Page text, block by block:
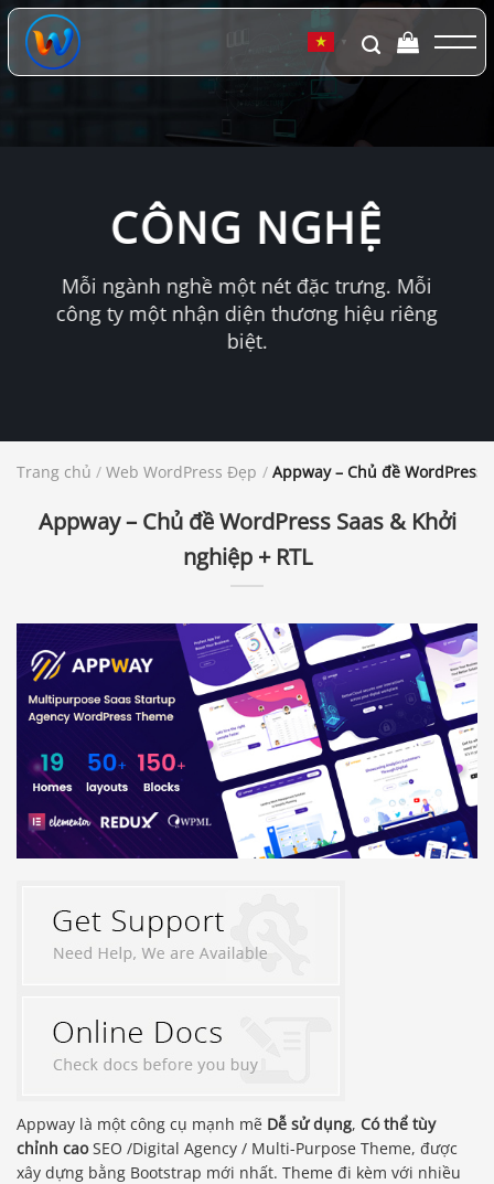
Chuyển
đến
dung
▼
CÔNG NGHỆ
Mỗi ngành nghề một nét đặc trưng. Mỗi
công ty một nhận diện thương hiệu riêng
biệt.
Trang chủ / Web WordPress Đẹp / Appway – Chủ đề WordPress
Appway – Chủ đề WordPress Saas & Khởi
nghiệp + RTL
Appway là một công cụ mạnh mẽ Dễ sử dụng, Có thể tùy
chỉnh caoSEO /Digital Agency / Multi-Purpose Theme, được
xây dựng bằng Bootstrap mới nhất. Theme đi kèm với nhiều